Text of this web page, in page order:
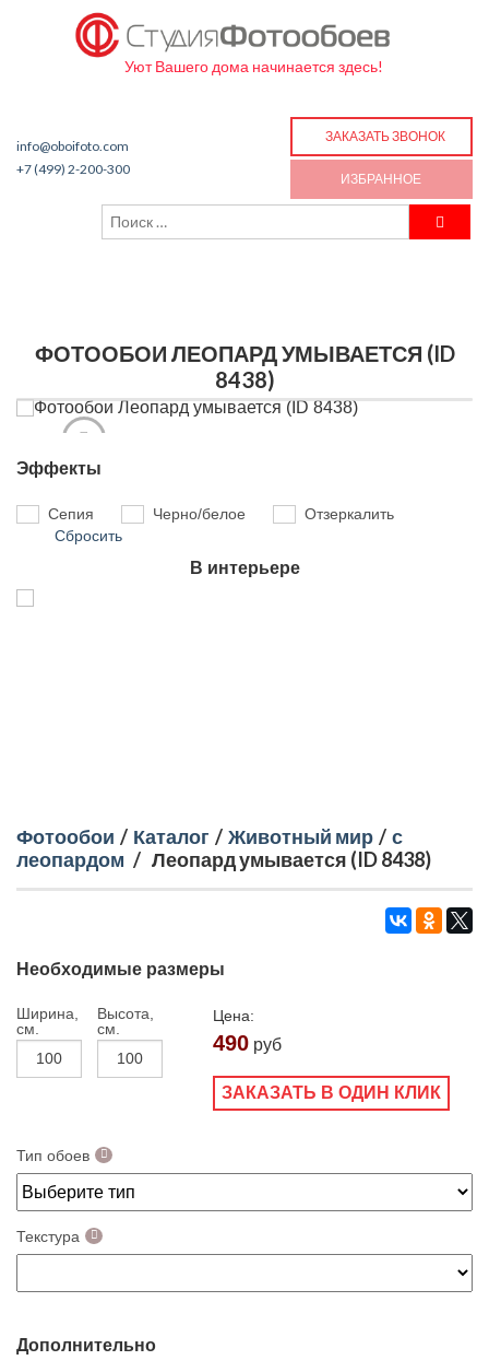
Уют Вашего дома начинается здесь!
info@oboifoto.com
+7 (499) 2-200-300
ЗАКАЗАТЬ ЗВОНОК
ИЗБРАННОЕ
ФОТООБОИ ЛЕОПАРД УМЫВАЕТСЯ (ID
8438)
Эффекты
Сепия Черно/белое
Отзеркалить
Сбросить
В интерьере
Фотообои / Каталог / Животный мир / с
леопардом / Леопард умывается (ID 8438)
Необходимые размеры
Ширина,
см.
Высота,
см.
Цена:
490 руб
ЗАКАЗАТЬ В ОДИН КЛИК
Тип обоев
Текстура
Дополнительно